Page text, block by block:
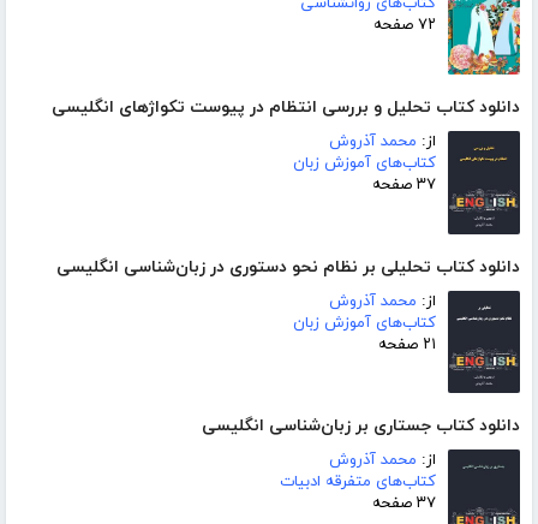
۷۲ صفحه
دانلود کتاب تحلیل و بررسی انتظام در پیوست تکواژهای انگلیسی
از: محمد آذروش
کتاب‌های آموزش زبان
۳۷ صفحه
دانلود کتاب تحلیلی بر نظام نحو دستوری در زبان‌شناسی انگلیسی
از: محمد آذروش
کتاب‌های آموزش زبان
۲۱ صفحه
دانلود کتاب جستاری بر زبان‌شناسی انگلیسی
از: محمد آذروش
کتاب‌های متفرقه ادبیات
۳۷ صفحه